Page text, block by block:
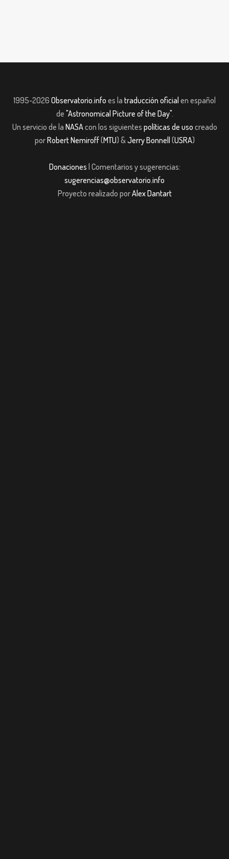
1995-2026 Observatorio.info es la traducción oficial en español
de "Astronomical Picture of the Day".
Un servicio de la NASAcon los siguientes políticas de uso creado
porRobert Nemiroff(MTU) &Jerry Bonnell (USRA)
Donaciones | Comentarios y sugerencias:
sugerencias@observatorio.info
Proyecto realizado porAlex Dantart